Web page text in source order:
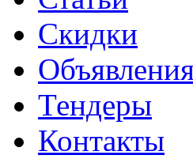
Скидки
Тендеры
Контакты